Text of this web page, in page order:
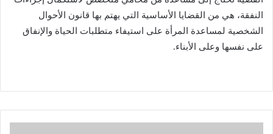
النفقة، هي من القضايا الأساسية التي يهتم بها قانون الأحوال
الشخصية لمساعدة المرأة على استيفاء متطلبات الحياة والإنفاق
على نفسها وعلى الأبناء.